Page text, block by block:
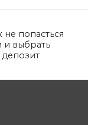
не попасться
и выбрать